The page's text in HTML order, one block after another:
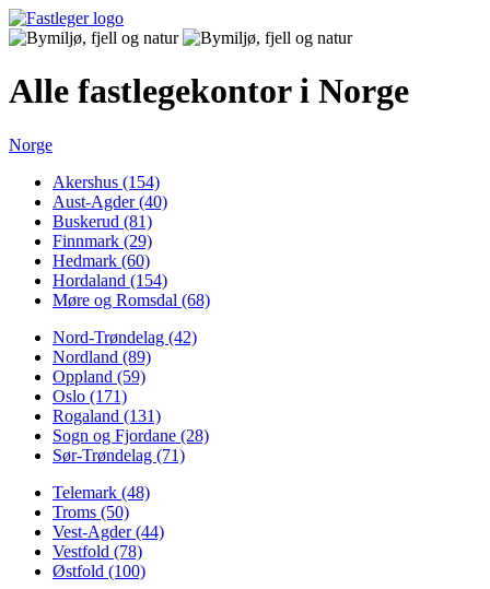
Alle fastlegekontor i Norge
Norge
Akershus (154)
Aust-Agder (40)
Buskerud (81)
Finnmark (29)
Hedmark (60)
Hordaland (154)
Møre og Romsdal (68)
Nord-Trøndelag (42)
Nordland (89)
Oppland (59)
Oslo (171)
Rogaland (131)
Sogn og Fjordane (28)
Sør-Trøndelag (71)
Telemark (48)
Troms (50)
Vest-Agder (44)
Vestfold (78)
Østfold (100)